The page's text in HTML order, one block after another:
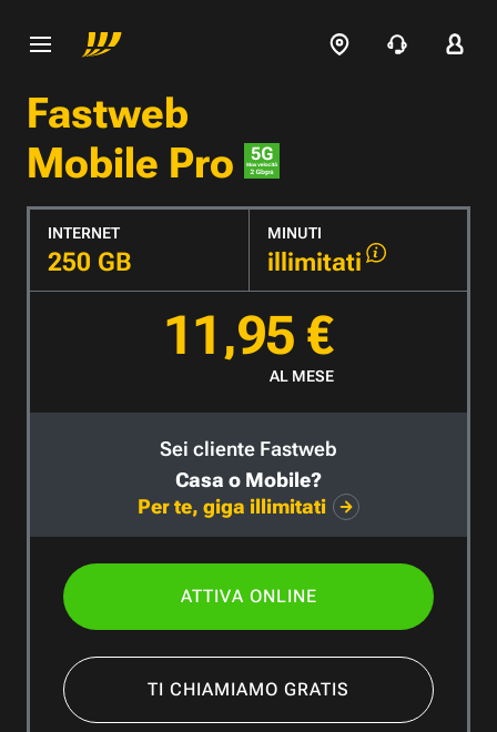
Fastweb
Mobile Pro
INTERNET
250 GB
MINUTI
illimitati
11,95 €
AL MESE
Sei cliente Fastweb
Casa o Mobile?
Per te, giga illimitati
ATTIVA ONLINE
TI CHIAMIAMO GRATIS